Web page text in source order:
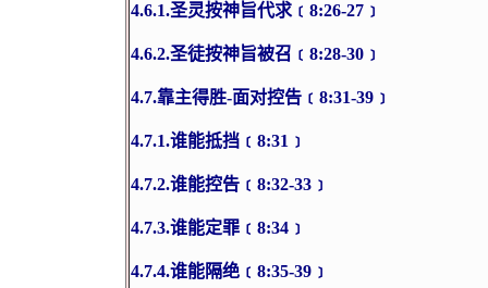
4.6.1.圣灵按神旨代求﹝ 8:26-27﹞
4.6.2.圣徒按神旨被召﹝ 8:28-30﹞
4.7.靠主得胜-面对控告﹝ 8:31-39﹞
4.7.1.谁能抵挡﹝ 8:31 ﹞
4.7.2.谁能控告﹝ 8:32-33﹞
4.7.3.谁能定罪﹝ 8:34﹞
4.7.4.谁能隔绝﹝ 8:35-39﹞